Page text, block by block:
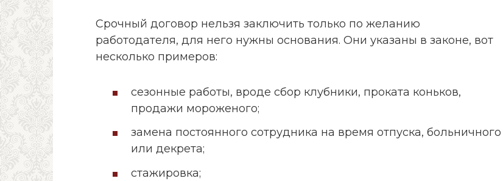
Срочный договор нельзя заключить только по желанию
работодателя, для него нужны основания. Они указаны в законе, вот
несколько примеров:
сезонные работы, вроде сбор клубники, проката коньков,
продажи мороженого;
замена постоянного сотрудника на время отпуска, больничного
или декрета;
стажировка;